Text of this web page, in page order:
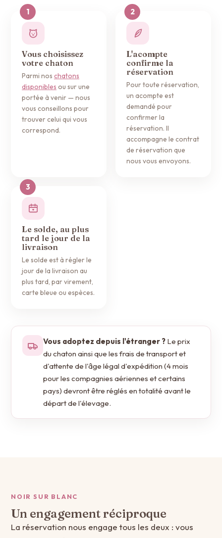
Vous choisissez
votre chaton
Parmi nos chatons
disponibles ou sur une
portée à venir — nous
vous conseillons pour
trouver celui qui vous
correspond.
L'acompte
confirme la
réservation
Pour toute réservation,
un acompte est
demandé pour
confirmer la
réservation. Il
accompagne le contrat
de réservation que
nous vous envoyons.
Le solde, au plus
tard le jour de la
livraison
Le solde est à régler le
jour de la livraison au
plus tard, par virement,
carte bleue ou espèces.
Vous adoptez depuis l'étranger ? Le prix
du chaton ainsi que les frais de transport et
d'attente de l'âge légal d'expédition (4 mois
pour les compagnies aériennes et certains
pays) devront être réglés en totalité avant le
départ de l'élevage.
NOIR SUR BLANC
Un engagement réciproque
La réservation nous engage tous les deux : vous